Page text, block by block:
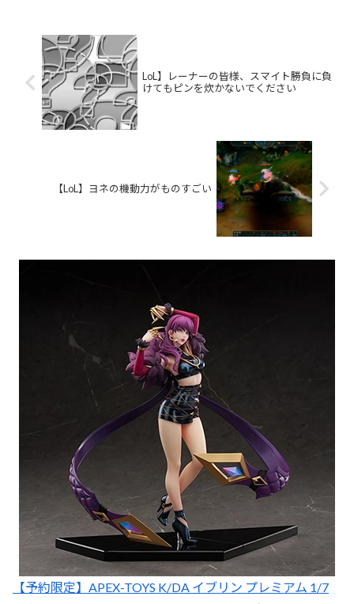
LoL】レーナーの皆様、スマイト勝負に負
けてもピンを炊かないでください
【LoL】ヨネの機動力がものすごい
【予約限定】APEX-TOYS K/DA イブリン プレミアム 1/7